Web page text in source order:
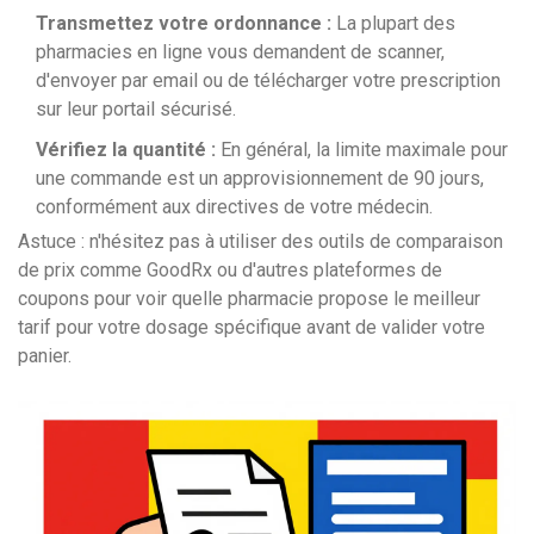
Transmettez votre ordonnance : La plupart des
pharmacies en ligne vous demandent de scanner,
d'envoyer par email ou de télécharger votre prescription
sur leur portail sécurisé.
Vérifiez la quantité : En général, la limite maximale pour
une commande est un approvisionnement de 90 jours,
conformément aux directives de votre médecin.
Astuce : n'hésitez pas à utiliser des outils de comparaison
de prix comme GoodRx ou d'autres plateformes de
coupons pour voir quelle pharmacie propose le meilleur
tarif pour votre dosage spécifique avant de valider votre
panier.